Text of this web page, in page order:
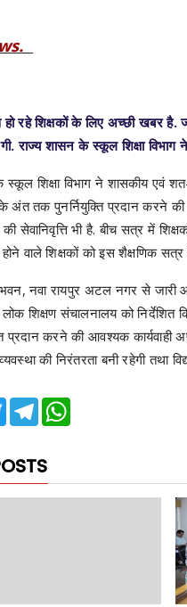
हो रहे शिक्षकों के लिए अच्छी खबर है.
राज्य शासन के स्कूल शिक्षा
शिक्षा विभाग ने शासकीय एवं
तक पुनर्नियुक्ति प्रदान करने
की सेवानिवृत्ति भी है. बीच सत्र में
होने वाले शिक्षकों को इस शैक्षणिक
नवा रायपुर अटल नगर से जारी
शिक्षण संचालनालय को निर्देशित
प्रदान करने की आवश्यक
की निरंतरता बनी रहेगी तथा
Twitter Telegram